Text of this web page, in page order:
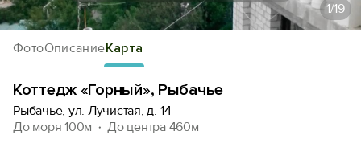
ФотоОписаниеКарта
1/19
Коттедж «Горный», Рыбачье
Рыбачье, ул. Лучистая, д. 14
До моря 100м
До центра 460м